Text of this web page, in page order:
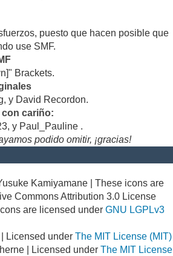
puesto que hacen posible que
use SMF.
Brackets.
y David Recordon.
con cariño:
y Paul_Pauline .
podido omitir, ¡gracias!
Kamiyamane | These icons are
Commons Attribution 3.0 License
are licensed under GNU LGPLv3
Licensed under The MIT License (MIT)
| Licensed under The MIT License